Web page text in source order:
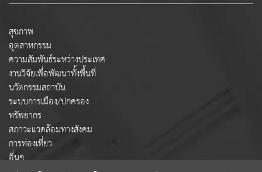
สุขภาพ
อุตสาหกรรม
ความสัมพันธ์ระหว่างประเทศ
งานวิจัยเพื่อพัฒนาทั้งพื้นที่
นวัตกรรมสถาบัน
ระบบการเมือง/ปกครอง
ทรัพยากร
สภาวะแวดล้อมทางสังคม
การท่องเที่ยว
อื่นๆ